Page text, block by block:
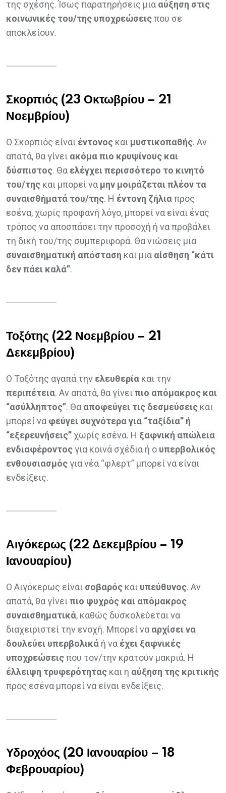
της σχέσης. Ίσως παρατηρήσεις μια αύξηση στις
κοινωνικές του/της υποχρεώσειςπου σε
αποκλείουν.
Σκορπιός (23 Οκτωβρίου – 21
Νοεμβρίου)
Ο Σκορπιός είναι έντονος και μυστικοπαθής. Αν
απατά, θα γίνει ακόμα πιο κρυψίνους και
δύσπιστος. Θα ελέγχει περισσότερο το κινητό
του/της και μπορεί να μην μοιράζεται πλέον τα
συναισθήματά του/της. Η έντονη ζήλιαπρος
εσένα, χωρίς προφανή λόγο, μπορεί να είναι ένας
τρόπος να αποσπάσει την προσοχή ή να προβάλει
τη δική του/της συμπεριφορά. Θα νιώσεις μια
συναισθηματική απόσταση και μια αίσθηση “κάτι
δεν πάει καλά”.
Τοξότης (22 Νοεμβρίου – 21
Δεκεμβρίου)
Ο Τοξότης αγαπά την ελευθερία και την
περιπέτεια. Αν απατά, θα γίνειπιο απόμακρος και
“ασύλληπτος”. Θα αποφεύγει τις δεσμεύσεις και
μπορεί να φεύγει συχνότερα για “ταξίδια” ή
“εξερευνήσεις”χωρίς εσένα. Η ξαφνική απώλεια
ενδιαφέροντοςγια κοινά σχέδια ή ο υπερβολικός
ενθουσιασμόςγια νέα “φλερτ” μπορεί να είναι
ενδείξεις.
Αιγόκερως (22 Δεκεμβρίου – 19
Ιανουαρίου)
Ο Αιγόκερως είναι σοβαρός και υπεύθυνος. Αν
απατά, θα γίνειπιο ψυχρός και απόμακρος
συναισθηματικά, καθώς δυσκολεύεται να
διαχειριστεί την ενοχή. Μπορεί να αρχίσει να
δουλεύει υπερβολικά ή να έχει ξαφνικές
υποχρεώσειςπου τον/την κρατούν μακριά. Η
έλλειψη τρυφερότητας και η αύξηση της κριτικής
προς εσένα μπορεί να είναι ενδείξεις.
Υδροχόος (20 Ιανουαρίου – 18
Φεβρουαρίου)